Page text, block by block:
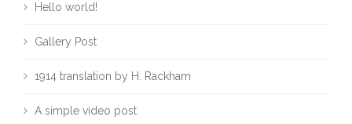
Hello world!
Gallery Post
1914 translation by H. Rackham
A simple video post